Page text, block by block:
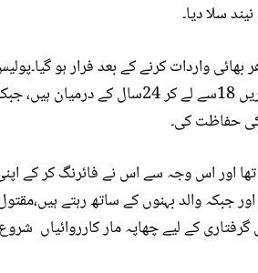
واردات کرنے کے بعد فرار ہو
ملزم کی فائرنگ سے جاں بحق ہونے والی 3 مقتول بہنوں کی عمریں 18سے لے کر
حفاظت کی۔
اور اس وجہ سے اس نے فائرنگ کر کے
جبکہ والد بہنوں کے ساتھ رہتے
کے لیے چھاپہ مار کارروائیاں